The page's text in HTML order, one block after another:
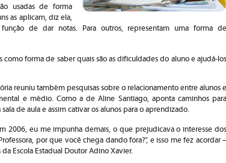
usadas de forma
as aplicam, diz ela,
de dar notas. Para outros, representam uma forma de
como forma de saber quais são as dificuldades do aluno e ajudá-los
reuniu também pesquisas sobre o relacionamento entre alunos e
e médio. Como a de Aline Santiago, aponta caminhos para
de aula e assim cativar os alunos para o aprendizado.
2006, eu me impunha demais, o que prejudicava o interesse dos
por que você chega dando fora?”, e isso me fez acordar –
Escola Estadual Doutor Adino Xavier.